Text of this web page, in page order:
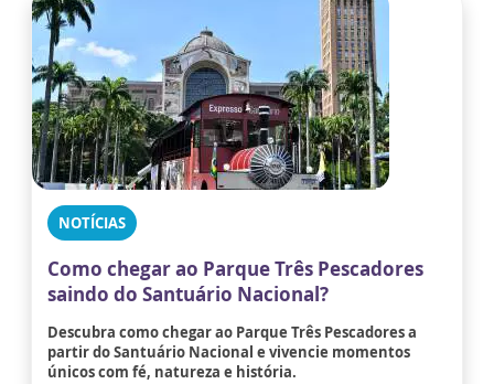
NOTÍCIAS
Como chegar ao Parque Três Pescadores
saindo do Santuário Nacional?
Descubra como chegar ao Parque Três Pescadores a
partir do Santuário Nacional e vivencie momentos
únicos com fé, natureza e história.